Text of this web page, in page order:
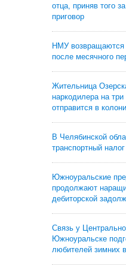
отца, приняв того
приговор
НМУ
после месячного
Жительница
наркодилера на
отправится в
В Челябинской
транспортный
Южноуральские
продолжают
дебиторской
Связь у
Южноуральске
любителей зимних